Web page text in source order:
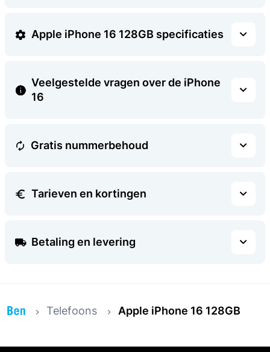
Apple iPhone 16 128GB specificaties
Veelgestelde vragen over de iPhone
16
Gratis nummerbehoud
Tarieven en kortingen
Betaling en levering
Telefoons Apple iPhone 16 128GB